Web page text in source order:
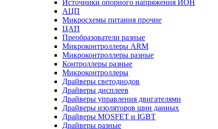
Источники опорного напряжения ИОН
АЦП
Микросхемы питания прочие
ЦАП
Преобразователи разные
Микроконтроллеры ARM
Микроконтроллеры разные
Контроллеры разные
Микроконтроллеры
Драйверы светодиодов
Драйверы дисплеев
Драйверы управления двигателями
Драйверы изоляторов шин данных
Драйверы MOSFET и IGBT
Драйверы разные